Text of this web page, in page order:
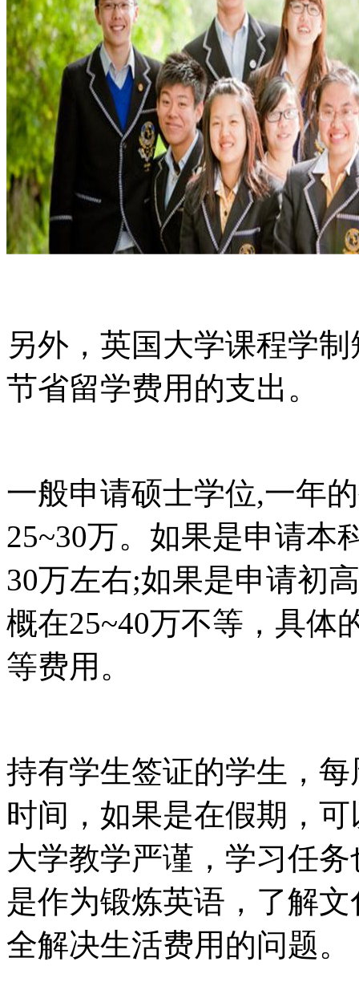
另外，英国大学课程学
节省留学费用的支出。
一般申请硕士学位,一年
25~30万。如果是申请本
30万左右;如果是申请初
概在25~40万不等，具体
等费用。
持有学生签证的学生，
时间，如果是在假期，
大学教学严谨，学习任
是作为锻炼英语，了解
全解决生活费用的问题。